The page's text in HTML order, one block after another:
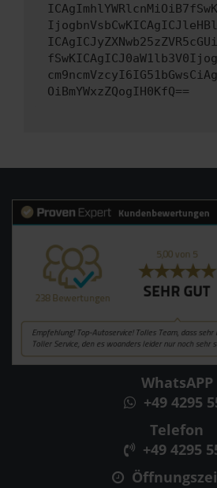
OiBmYWxzZQogIH0KfQ==
WhatsAPP
+49 4295
Telefon
+49 4295